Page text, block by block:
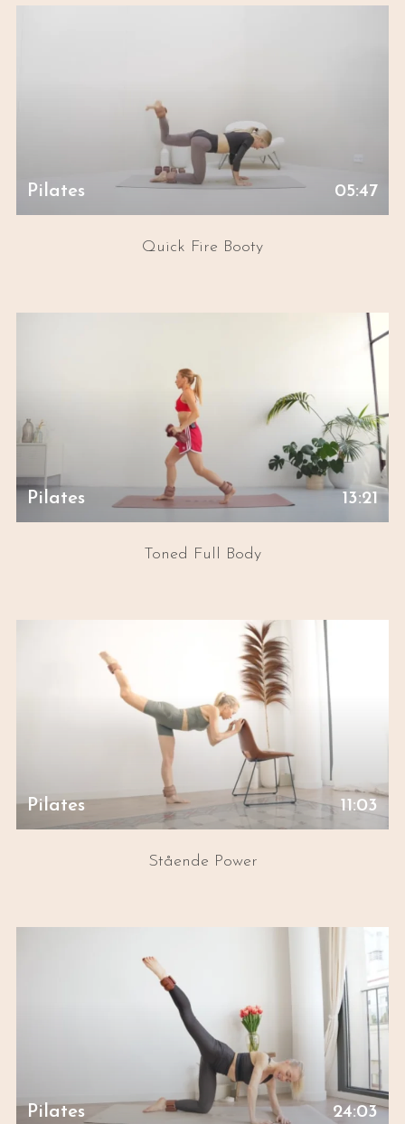
Pilates 05:47
Quick Fire Booty
Pilates 13:21
Toned Full Body
Pilates 11:03
Stående Power
Pilates 24:03